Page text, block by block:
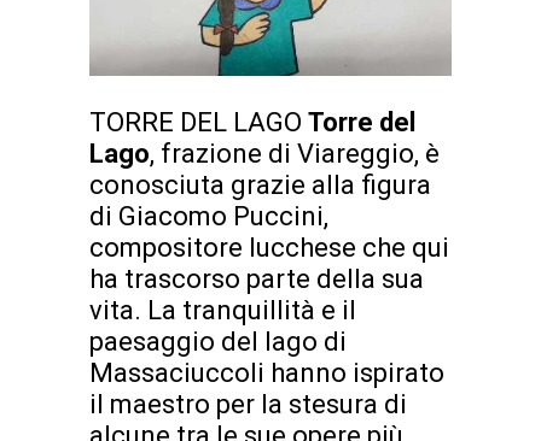
TORRE DEL LAGO Torre del
Lago, frazione di Viareggio, è
conosciuta grazie alla figura
di Giacomo Puccini,
compositore lucchese che qui
ha trascorso parte della sua
vita. La tranquillità e il
paesaggio del lago di
Massaciuccoli hanno ispirato
il maestro per la stesura di